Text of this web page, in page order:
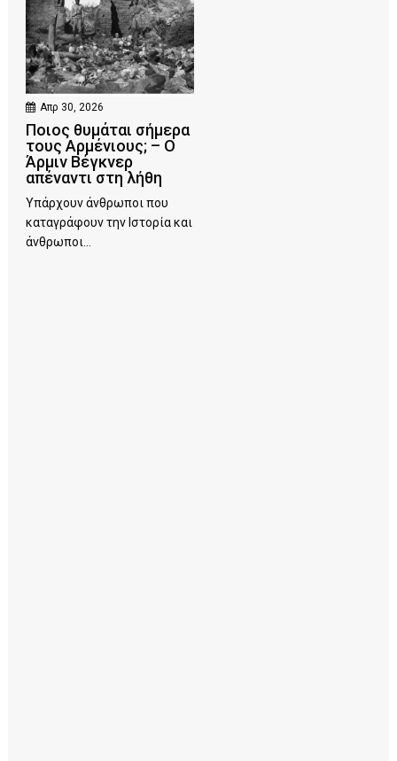
Απρ 30, 2026
Ποιος θυμάται σήμερα
τους Αρμένιους; – Ο
Άρμιν Βέγκνερ
απέναντι στη λήθη
Υπάρχουν άνθρωποι που
καταγράφουν την Ιστορία και
άνθρωποι...